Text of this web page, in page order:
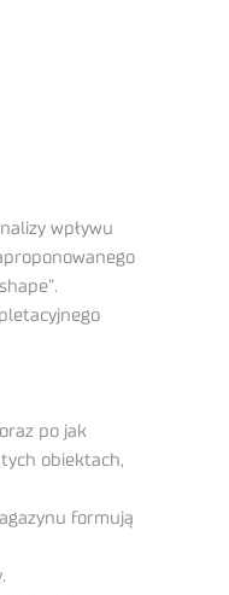
wpływu
po jak
obiektach,
formują